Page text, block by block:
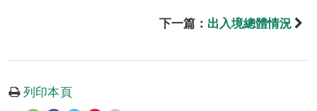
下一篇： 出入境總體情況
列印本頁